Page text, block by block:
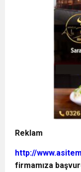
Reklam
http://
firmamıza